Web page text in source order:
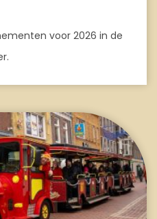
voor 2026 in de